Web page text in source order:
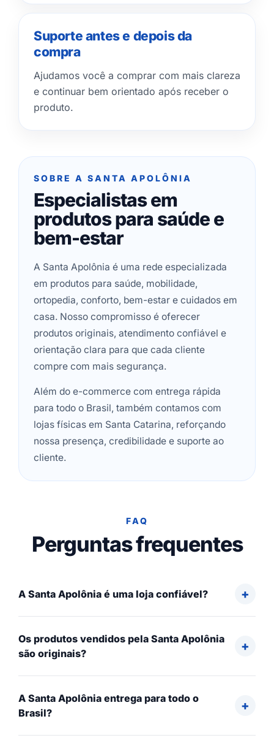
Suporte antes e depois da
compra
Ajudamos você a comprar com mais clareza
e continuar bem orientado após receber o
produto.
SOBRE A SANTA APOLÔNIA
Especialistas em
produtos para saúde e
bem-estar
A Santa Apolônia é uma rede especializada
em produtos para saúde, mobilidade,
ortopedia, conforto, bem-estar e cuidados em
casa. Nosso compromisso é oferecer
produtos originais, atendimento confiável e
orientação clara para que cada cliente
compre com mais segurança.
Além do e-commerce com entrega rápida
para todo o Brasil, também contamos com
lojas físicas em Santa Catarina, reforçando
nossa presença, credibilidade e suporte ao
cliente.
FAQ
Perguntas frequentes
A Santa Apolônia é uma loja confiável?
Os produtos vendidos pela Santa Apolônia
são originais?
A Santa Apolônia entrega para todo o
Brasil?